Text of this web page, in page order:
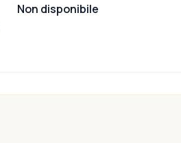
Non disponibile